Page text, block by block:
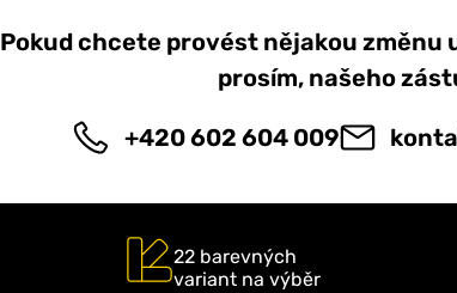
Pokud chcete provést nějakou
prosím, našeho
+420 602 604 009
22 barevných
variant na výběr